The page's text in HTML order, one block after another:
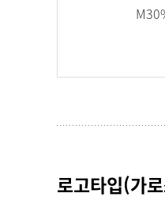
로고타입(가